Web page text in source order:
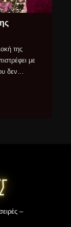
της
με
δεν…
–